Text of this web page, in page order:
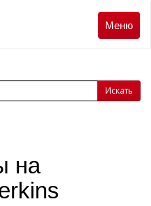
Меню
Меню
Искать
на